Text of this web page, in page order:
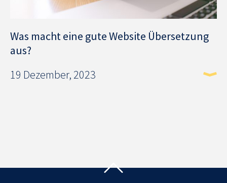
Was macht eine gute Website Übersetzung
aus?
19 Dezember, 2023